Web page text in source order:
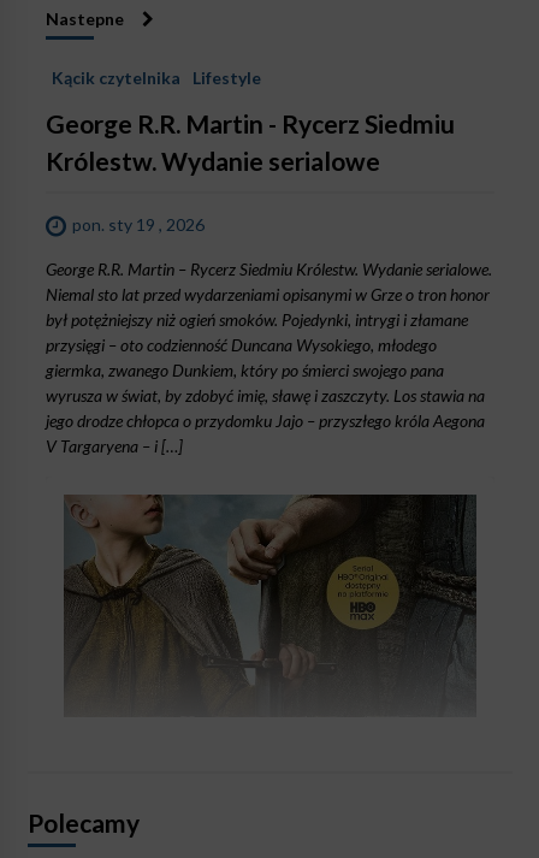
Nastepne
Kącik czytelnika Lifestyle
George R.R. Martin - Rycerz Siedmiu
Królestw. Wydanie serialowe
pon. sty 19 , 2026
George R.R. Martin – Rycerz Siedmiu Królestw. Wydanie serialowe.
Niemal sto lat przed wydarzeniami opisanymi w Grze o tron honor
był potężniejszy niż ogień smoków. Pojedynki, intrygi i złamane
przysięgi – oto codzienność Duncana Wysokiego, młodego
giermka, zwanego Dunkiem, który po śmierci swojego pana
wyrusza w świat, by zdobyć imię, sławę i zaszczyty. Los stawia na
jego drodze chłopca o przydomku Jajo – przyszłego króla Aegona
V Targaryena – i […]
Polecamy